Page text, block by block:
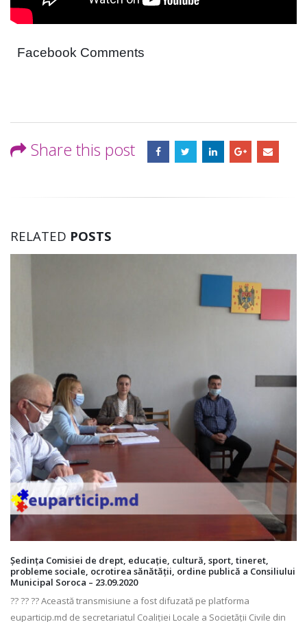
Facebook Comments
Share this post
RELATED POSTS
Ședința Comisiei de drept, educaţie, cultură, sport, tineret,
probleme sociale, ocrotirea sănătăţii, ordine publică a Consiliului
Municipal Soroca – 23.09.2020
?? ?? ?? Această transmisiune a fost difuzată pe platforma
euparticip.md de secretariatul Coaliției Locale a Societății Civile din